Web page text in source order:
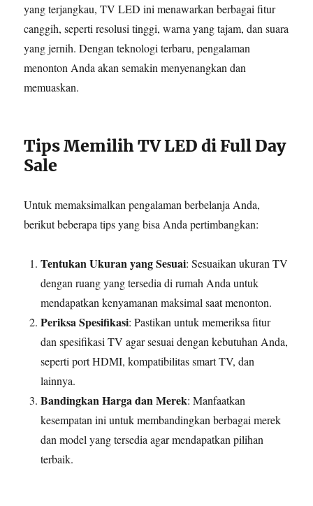
yang terjangkau, TV LED ini menawarkan berbagai fitur
canggih, seperti resolusi tinggi, warna yang tajam, dan suara
yang jernih. Dengan teknologi terbaru, pengalaman
menonton Anda akan semakin menyenangkan dan
memuaskan.
Tips Memilih TV LED di Full Day
Sale
Untuk memaksimalkan pengalaman berbelanja Anda,
berikut beberapa tips yang bisa Anda pertimbangkan:
Tentukan Ukuran yang Sesuai: Sesuaikan ukuran TV
dengan ruang yang tersedia di rumah Anda untuk
mendapatkan kenyamanan maksimal saat menonton.
Periksa Spesifikasi: Pastikan untuk memeriksa fitur
dan spesifikasi TV agar sesuai dengan kebutuhan Anda,
seperti port HDMI, kompatibilitas smart TV, dan
lainnya.
Bandingkan Harga dan Merek: Manfaatkan
kesempatan ini untuk membandingkan berbagai merek
dan model yang tersedia agar mendapatkan pilihan
terbaik.